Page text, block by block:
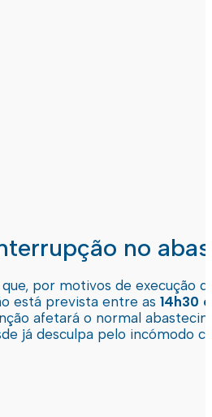
no
por motivos de execução
está prevista entre as 14h30
afetará o normal
já desculpa pelo incómodo